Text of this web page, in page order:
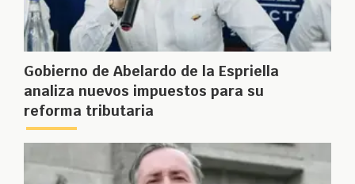
Gobierno de Abelardo de la Espriella
analiza nuevos impuestos para su
reforma tributaria